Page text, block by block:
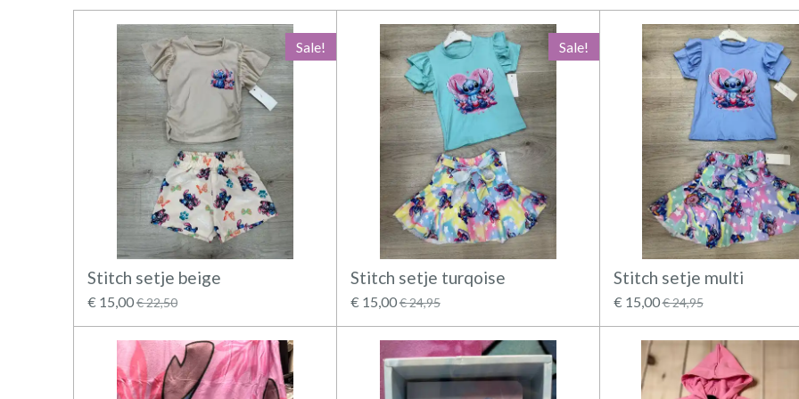
Sale!
Stitch setje beige
€ 15,00€ 22,50
Sale!
Stitch setje turqoise
€ 15,00€ 24,95
Stitch setje multi
€ 15,00€ 24,95